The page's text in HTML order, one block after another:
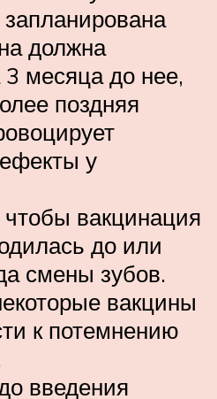
запланирована
должна
3 месяца до нее,
поздняя
у
вакцинация
до или
смены зубов.
вакцины
к потемнению
введения